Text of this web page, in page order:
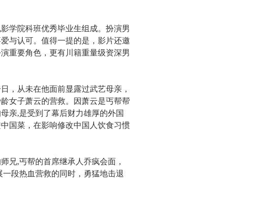
学院科班优秀毕业生组成。扮演男
与认可。值得一提的是，影片还邀
重要角色，更有川籍重量级资深男
，从未在他面前显露过武艺母亲，
女子萧云的营救。因萧云是丐帮帮
亲,是受到了幕后财力雄厚的外国
国菜，在影响修改中国人饮食习惯
兄,丐帮的首席继承人乔疯会面，
段热血营救的同时，勇猛地击退